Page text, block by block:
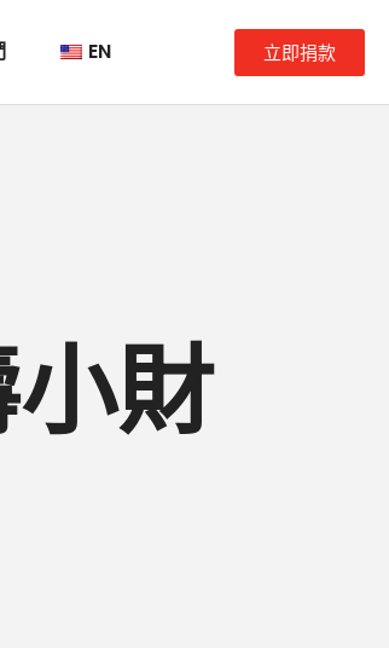
EN 立即捐款
財